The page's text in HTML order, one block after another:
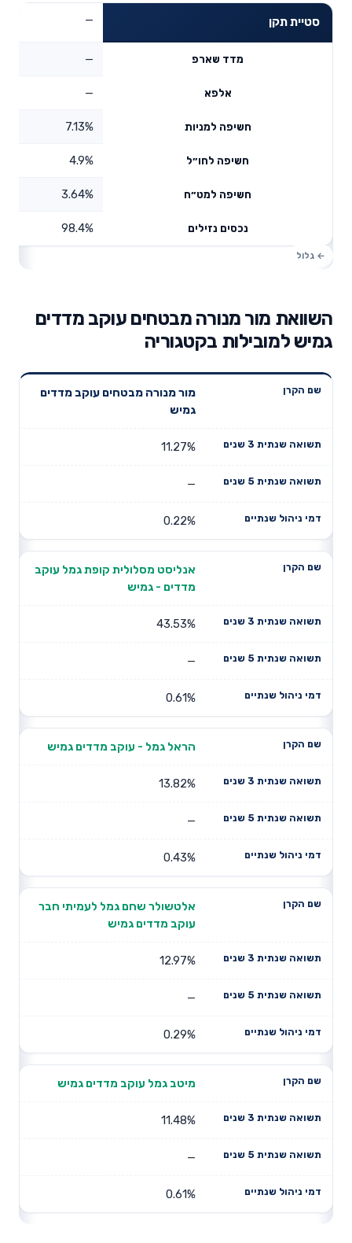
סטיית תקן —
מדד שארפ —
אלפא —
חשיפה למניות 7.13%
חשיפה לחו״ל 4.9%
חשיפה למט״ח 3.64%
נכסים נזילים 98.4%
השוואת מור מנורה מבטחים עוקב מדדים
גמיש למובילות בקטגוריה
שנתית 3
תשואה
דמי ניהול
מור מנורה מבטחים עוקב מדדים
גמיש
11.27%
—
0.22%
אנליסט מסלולית קופת גמל עוקב
מדדים - גמיש
43.53%
—
0.61%
הראל גמל - עוקב מדדים גמיש
13.82%
—
0.43%
אלטשולר שחם גמל לעמיתי חבר
עוקב מדדים גמיש
12.97%
—
0.29%
מיטב גמל עוקב מדדים גמיש
11.48%
—
0.61%